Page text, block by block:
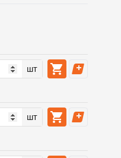
шт
шт